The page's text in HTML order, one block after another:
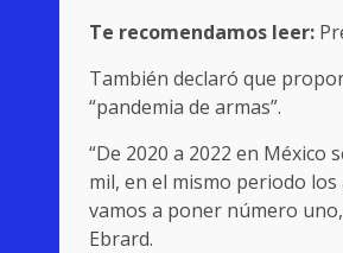
Te recomendamos leer:
También declaró que
“pandemia de armas”.
“De 2020 a 2022 en
mil, en el mismo periodo
vamos a poner número
Ebrard.